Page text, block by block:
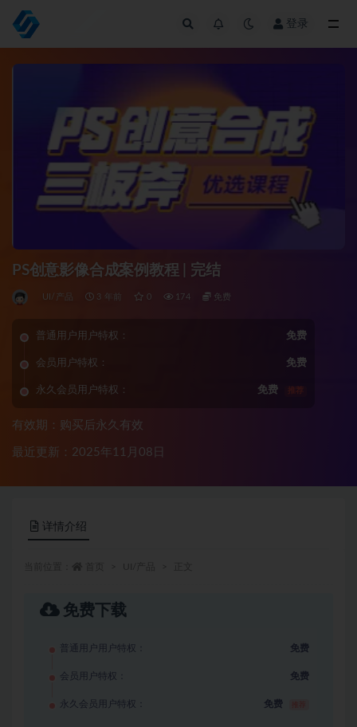
登录
PS创意影像合成案例教程 | 完结
UI/产品 3 年前 0 174 免费
普通用户用户特权： 免费
会员用户特权： 免费
永久会员用户特权： 免费 推荐
有效期：购买后永久有效
最近更新：2025年11月08日
详情介绍
免费下载
普通用户用户特权： 免费
会员用户特权： 免费
永久会员用户特权： 免费